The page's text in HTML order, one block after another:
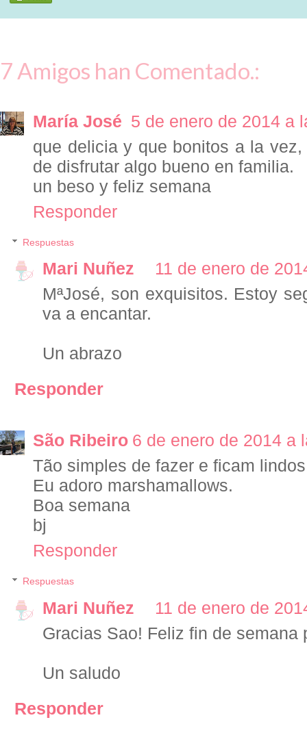
7 Amigos han Comentado.:
María José 5 de enero de 2014 a
que delicia y que bonitos a la
de disfrutar algo bueno en familia.
un beso y feliz semana
Responder
Respuestas
Mari Nuñez
11 de enero de
MªJosé, son exquisitos. Estoy
va a encantar.
Un abrazo
Responder
São Ribeiro 6 de enero de 2014 a
Tão simples de fazer e ficam
Eu adoro marshamallows.
Boa semana
bj
Responder
Respuestas
Mari Nuñez
11 de enero de
Gracias Sao! Feliz fin de semana
Un saludo
Responder